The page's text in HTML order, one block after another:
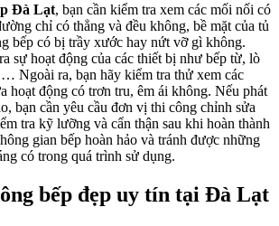
Đà Lạt, bạn cần kiểm tra xem các mối nối có
chỉ có thẳng và đều không, bề mặt của tủ
bếp có bị trầy xước hay nứt vỡ gì không.
sự hoạt động của các thiết bị như bếp từ, lò
Ngoài ra, bạn hãy kiểm tra thử xem các
hoạt động có trơn tru, êm ái không. Nếu phát
bạn cần yêu cầu đơn vị thi công chỉnh sửa
tra kỹ lưỡng và cẩn thận sau khi hoàn thành
gian bếp hoàn hảo và tránh được những
có trong quá trình sử dụng.
bếp đẹp uy tín tại Đà Lạt